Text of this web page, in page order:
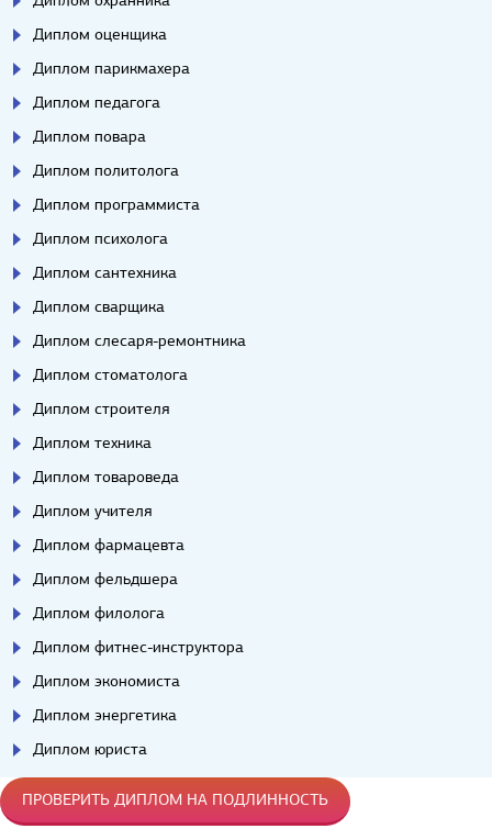
Диплом оценщика
Диплом парикмахера
Диплом педагога
Диплом повара
Диплом политолога
Диплом программиста
Диплом психолога
Диплом сантехника
Диплом сварщика
Диплом слесаря-ремонтника
Диплом стоматолога
Диплом строителя
Диплом техника
Диплом товароведа
Диплом учителя
Диплом фармацевта
Диплом фельдшера
Диплом филолога
Диплом фитнес-инструктора
Диплом экономиста
Диплом энергетика
Диплом юриста
ПРОВЕРИТЬ ДИПЛОМ НА ПОДЛИННОСТЬ